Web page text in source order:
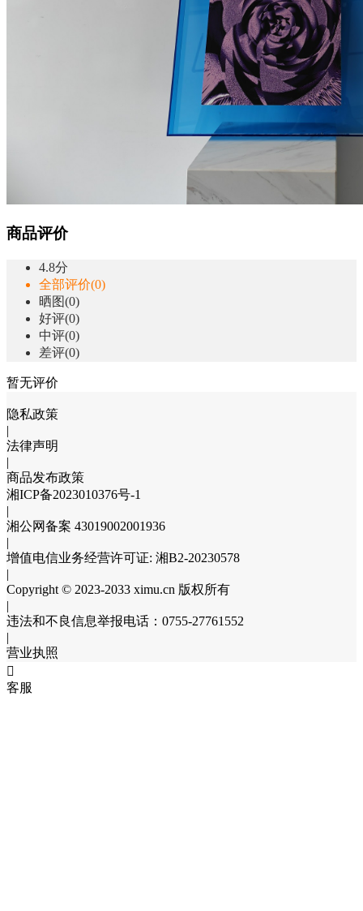
商品评价
4.8分
全部评价(0)
晒图(0)
好评(0)
中评(0)
差评(0)
暂无评价
隐私政策
|
法律声明
|
商品发布政策
湘ICP备2023010376号-1
|
湘公网备案 43019002001936
|
增值电信业务经营许可证: 湘B2-20230578
|
Copyright © 2023-2033 ximu.cn 版权所有
|
违法和不良信息举报电话：0755-27761552
|
营业执照

客服